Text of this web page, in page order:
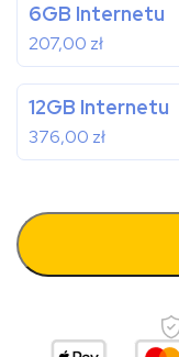
6GB Internetu
207,00 zł
12GB Internetu
376,00 zł